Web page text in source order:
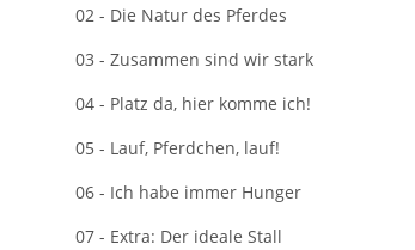
02 - Die Natur des Pferdes
03 - Zusammen sind wir stark
04 - Platz da, hier komme ich!
05 - Lauf, Pferdchen, lauf!
06 - Ich habe immer Hunger
07 - Extra: Der ideale Stall